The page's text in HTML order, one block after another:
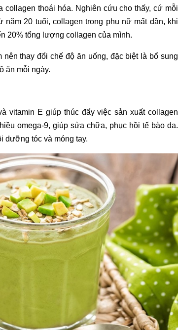
thoái hóa. Nghiên cứu cho thấy, cứ mỗi
20 tuổi, collagen trong phụ nữ mất dần, khi
20% tổng lượng collagen của mình.
thay đổi chế độ ăn uống, đặc biệt là bổ sung
ăn mỗi ngày.
vitamin E giúp thúc đẩy việc sản xuất collagen
omega-9, giúp sửa chữa, phục hồi tế bào da.
dưỡng tóc và móng tay.